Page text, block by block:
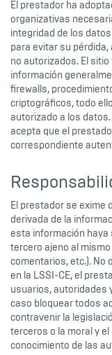
El prestador ha
organizativas
integridad de los
para evitar su
no autorizados. El
información
firewalls,
criptográficos, todo
autorizado a los
acepta que el
correspondiente
El prestador se exime
derivada de la
esta información haya
tercero ajeno al
comentarios, etc.). No
en la LSSI-CE, el
usuarios, autoridades
caso bloquear todos
contravenir la
terceros o la moral y
conocimiento de las